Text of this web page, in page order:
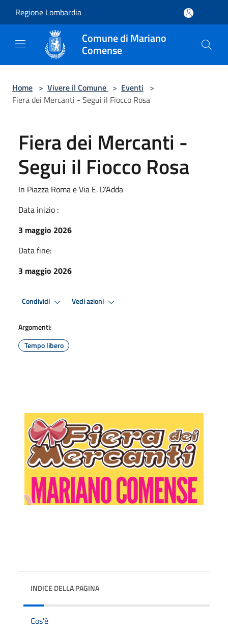
Regione Lombardia
Comune di Mariano
Comense
Home > Vivere il Comune > Eventi >
Fiera dei Mercanti - Segui il Fiocco Rosa
Fiera dei Mercanti -
Segui il Fiocco Rosa
In Piazza Roma e Via E. D'Adda
Data inizio :
3 maggio 2026
Data fine:
3 maggio 2026
Condividi Vedi azioni
Argomenti:
Tempo libero
INDICE DELLA PAGINA
Cos'è